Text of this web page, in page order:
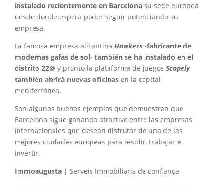
instalado recientemente en Barcelona su sede europea
desde donde espera poder seguir potenciando su
empresa.
La famosa empresa alicantina Hawkers -fabricante de
modernas gafas de sol- también se ha instalado en el
distrito 22@ y pronto la plataforma de juegos Scopely
también abrirá nuevas oficinas en la capital
mediterránea.
Son algunos buenos ejemplos que demuestran que
Barcelona sigue ganando atractivo entre las empresas
internacionales que desean disfrutar de una de las
mejores ciudades europeas para residir, trabajar e
invertir.
Immoaugusta | Serveis Immobiliaris de confiança